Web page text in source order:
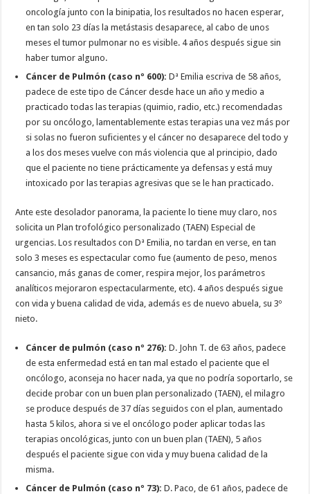
oncología junto con la binipatia, los resultados no hacen esperar,
en tan solo 23 días la metástasis desaparece, al cabo de unos
meses el tumor pulmonar no es visible. 4 años después sigue sin
haber tumor alguno.
Cáncer de Pulmón (caso nº 600):Dª Emilia escriva de 58 años,
padece de este tipo de Cáncer desde hace un año y medio a
practicado todas las terapias (quimio, radio, etc.) recomendadas
por su oncólogo, lamentablemente estas terapias una vez más por
si solas no fueron suficientes y el cáncer no desaparece del todo y
a los dos meses vuelve con más violencia que al principio, dado
que el paciente no tiene prácticamente ya defensas y está muy
intoxicado por las terapias agresivas que se le han practicado.
Ante este desolador panorama, la paciente lo tiene muy claro, nos
solicita un Plan trofológico personalizado (TAEN) Especial de
urgencias. Los resultados con Dª Emilia, no tardan en verse, en tan
solo 3 meses es espectacular como fue (aumento de peso, menos
cansancio, más ganas de comer, respira mejor, los parámetros
analíticos mejoraron espectacularmente, etc). 4 años después sigue
con vida y buena calidad de vida, además es de nuevo abuela, su 3º
nieto.
Cáncer de pulmón (caso nº 276):D. John T. de 63 años, padece
de esta enfermedad está en tan mal estado el paciente que el
oncólogo, aconseja no hacer nada, ya que no podría soportarlo, se
decide probar con un buen plan personalizado (TAEN), el milagro
se produce después de 37 días seguidos con el plan, aumentado
hasta 5 kilos, ahora si ve el oncólogo poder aplicar todas las
terapias oncológicas, junto con un buen plan (TAEN), 5 años
después el paciente sigue con vida y muy buena calidad de la
misma.
Cáncer de Pulmón (caso nº 73):D. Paco, de 61 años, padece de